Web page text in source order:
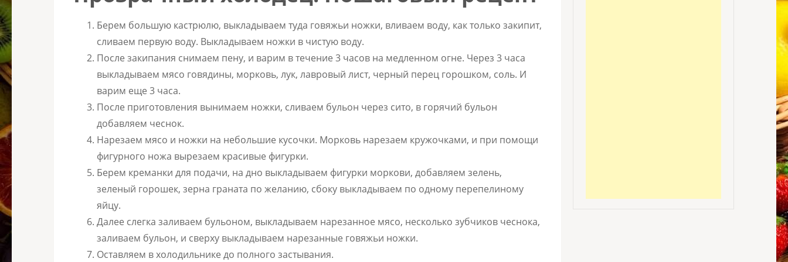
Берем большую кастрюлю, выкладываем туда говяжьи ножки, вливаем воду, как только закипит,
сливаем первую воду. Выкладываем ножки в чистую воду.
После закипания снимаем пену, и варим в течение 3 часов на медленном огне. Через 3 часа
выкладываем мясо говядины, морковь, лук, лавровый лист, черный перец горошком, соль. И
варим еще 3 часа.
После приготовления вынимаем ножки, сливаем бульон через сито, в горячий бульон
добавляем чеснок.
Нарезаем мясо и ножки на небольшие кусочки. Морковь нарезаем кружочками, и при помощи
фигурного ножа вырезаем красивые фигурки.
Берем креманки для подачи, на дно выкладываем фигурки моркови, добавляем зелень,
зеленый горошек, зерна граната по желанию, сбоку выкладываем по одному перепелиному
яйцу.
Далее слегка заливаем бульоном, выкладываем нарезанное мясо, несколько зубчиков чеснока,
заливаем бульон, и сверху выкладываем нарезанные говяжьи ножки.
Оставляем в холодильнике до полного застывания.